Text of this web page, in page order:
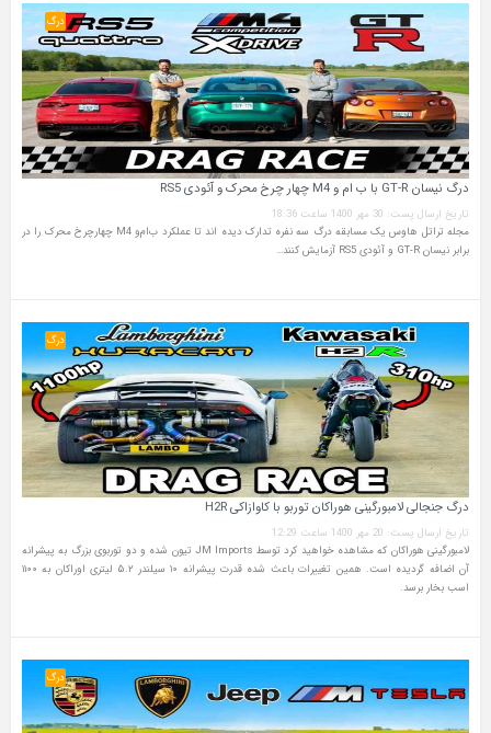
درگ
درگ نیسان GT-R با ب‌ ام‌ و M4 چهار چرخ محرک و آئودی RS5
تاریخ ارسال پست: 30 مهر 1400 ساعت 18:36
مجله تراتل هاوس یک مسابقه درگ سه‌ نفره تدارک دیده اند تا عملکرد ب‌ام‌و M4 چهارچرخ محرک را در
برابر نیسان GT-R و آئودی RS5 آزمایش کنند…
درگ
درگ جنجالی لامبورگینی هوراکان توربو با کاوازاکی H2R
تاریخ ارسال پست: 20 مهر 1400 ساعت 12:29
لامبورگینی هوراکان که مشاهده خواهید کرد توسط JM Imports تیون شده و دو توربوی بزرگ به پیشرانه
آن اضافه گردیده است. همین تغییرات باعث شده قدرت پیشرانه ۱۰ سیلندر ۵.۲ لیتری اوراکان به ۱۱۰۰
اسب بخار برسد.
درگ